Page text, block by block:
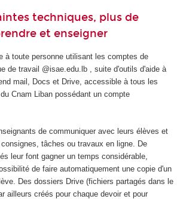
techniques, plus de
et enseigner
à toute personne utilisant les comptes de
de travail @isae.edu.lb , suite d'outils d'aide à
mail, Docs et Drive, accessible à tous les
Cnam Liban possédant un compte
de communiquer avec leurs élèves et
tâches ou travaux en ligne. De
leur font gagner un temps considérable,
de faire automatiquement une copie d'un
Des dossiers Drive (fichiers partagés dans le
ailleurs créés pour chaque devoir et pour